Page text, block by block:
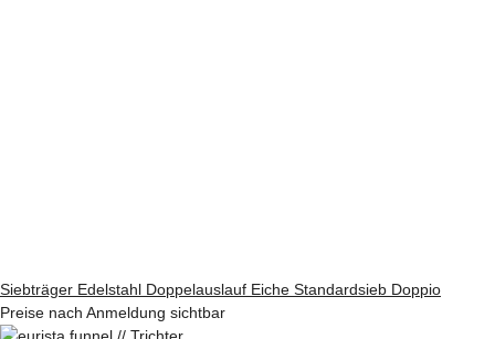
Siebträger Edelstahl Doppelauslauf Eiche Standardsieb Doppio
Preise nach Anmeldung sichtbar